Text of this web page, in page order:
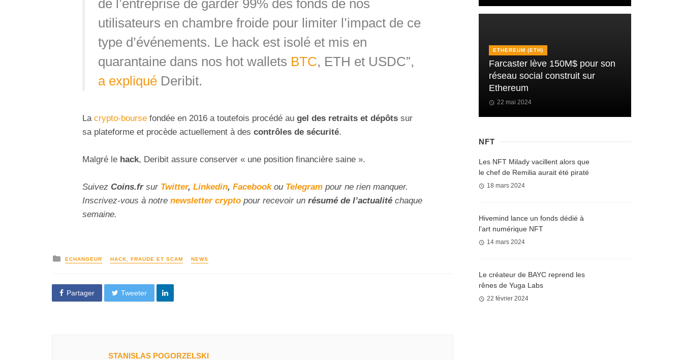
de l’entreprise de garder 99% des fonds de nos
utilisateurs en chambre froide pour limiter l’impact de ce
type d’événements. Le hack est isolé et mis en
quarantaine dans nos hot wallets BTC, ETH et USDC”,
a expliquéDeribit.
La crypto-bourse fondée en 2016 a toutefois procédé au gel des retraits et dépôts sur
sa plateforme et procède actuellement à des contrôles de sécurité.
Malgré le hack, Deribit assure conserver « une position financière saine ».
Suivez Coins.fr sur Twitter, Linkedin, Facebookou Telegram pour ne rien manquer.
Inscrivez-vous à notre newsletter crypto pour recevoir un résumé de l’actualité chaque
semaine.
ECHANGEUR HACK, FRAUDE ET SCAM NEWS
Partager Tweeter
STANISLAS POGORZELSKI
ETHEREUM (ETH)
Farcaster lève 150M$ pour son
réseau social construit sur
Ethereum
22 mai 2024
NFT
Les NFT Milady vacillent alors que
le chef de Remilia aurait été piraté
18 mars 2024
Hivemind lance un fonds dédié à
l’art numérique NFT
14 mars 2024
Le créateur de BAYC reprend les
rênes de Yuga Labs
22 février 2024